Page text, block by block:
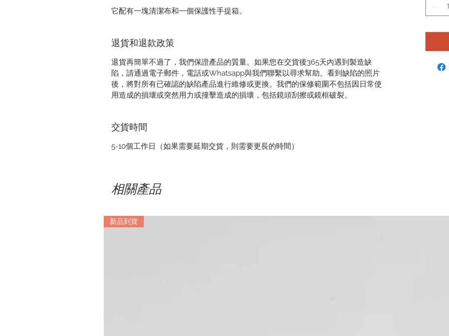
它配有一塊清潔布和一個保護性手提箱。
退貨和退款政策
退貨再簡單不過了，我們保證產品的質量。如果您在交貨後365天內遇到製造缺
陷，請通過電子郵件，電話或Whatsapp與我們聯繫以尋求幫助。看到缺陷的照片
後，將對所有已確認的缺陷產品進行維修或更換。我們的保修範圍不包括因日常使
用造成的損壞或突然用力或撞擊造成的損壞，包括鏡頭刮擦或鏡框破裂。
交貨時間
5-10個工作日（如果需要延期交貨，則需要更長的時間）
相關產品
新品到貨